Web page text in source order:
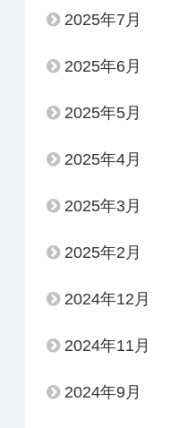
2025年7月
2025年6月
2025年5月
2025年4月
2025年3月
2025年2月
2024年12月
2024年11月
2024年9月